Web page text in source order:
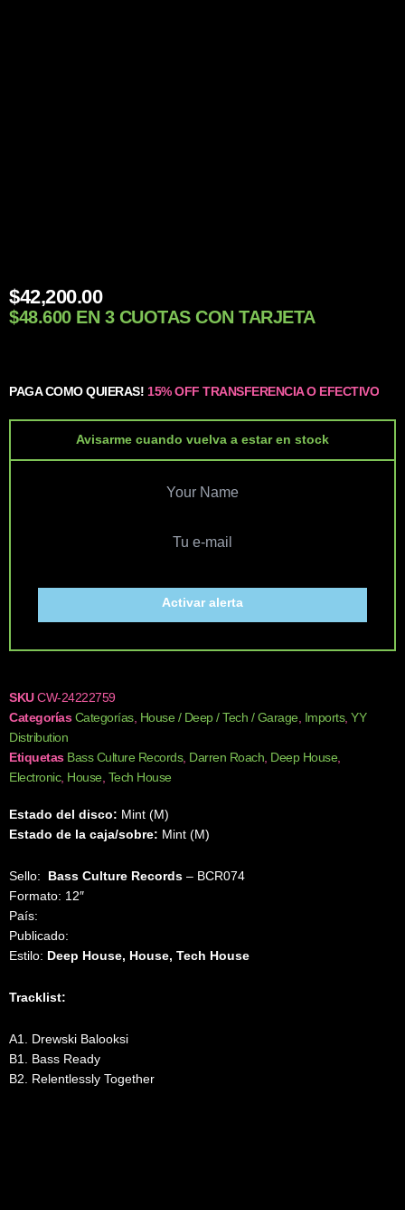
$42,200.00
$48.600 EN 3 CUOTAS CON TARJETA
PAGA COMO QUIERAS! 15% OFF TRANSFERENCIA O EFECTIVO
Avisarme cuando vuelva a estar en stock
Activar alerta
SKUCW-24222759
Categorías Categorías, House / Deep / Tech / Garage, Imports, YY
Distribution
Etiquetas Bass Culture Records, Darren Roach, Deep House,
Electronic, House, Tech House
Estado del disco: Mint (M)
Estado de la caja/sobre: Mint (M)
Sello: Bass Culture Records ‎– BCR074
Formato: 12″
País:
Publicado:
Estilo: Deep House, House, Tech House
Tracklist:
A1. Drewski Balooksi
B1. Bass Ready
B2. Relentlessly Together